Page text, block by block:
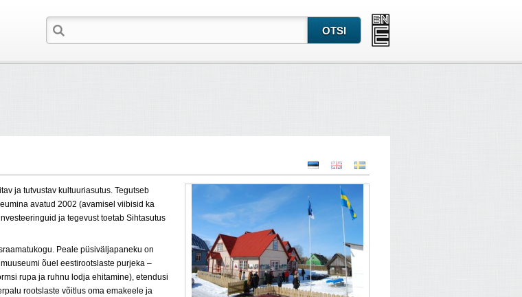
ja tutvustav kultuuriasutus. Tegutseb
avatud 2002 (avamisel viibisid ka
ja tegevust toetab Sihtasutus
Peale püsiväljapaneku on
õuel eestirootslaste purjeka –
rupa ja ruhnu lodja ehitamine), etendusi
rootslaste võitlus oma emakeele ja